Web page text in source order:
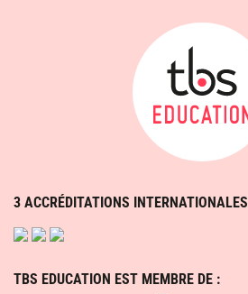
3 ACCRÉDITATIONS INTERNATIONALES
TBS EDUCATION EST MEMBRE DE :